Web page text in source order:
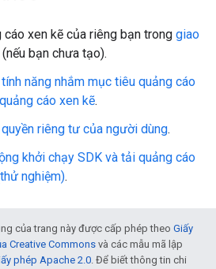
xen kẽ của riêng bạn trong giao
(nếu bạn chưa tạo).
tính năng nhắm mục tiêu quảng cáo
cáo xen kẽ.
quyền riêng tư của người dùng.
khởi chạy SDK và tải quảng cáo
nghiệm).
của trang này được cấp phép theo Giấy
Creative Commons và các mẫu mã lập
phép Apache 2.0. Để biết thông tin chi